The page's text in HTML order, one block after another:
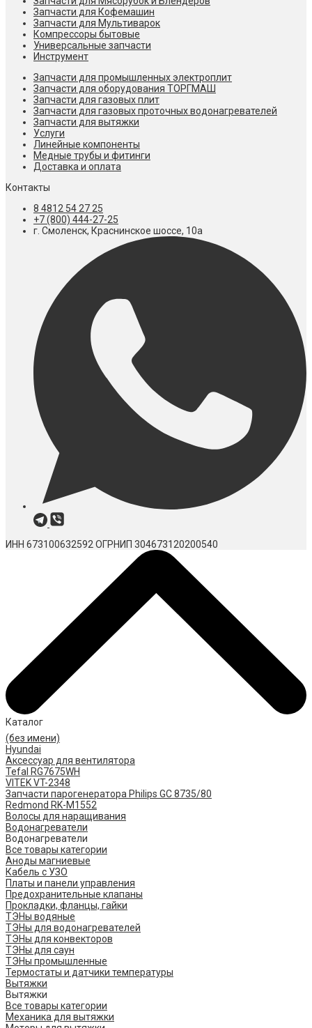
Запчасти для Кофемашин
Запчасти для Мультиварок
Компрессоры бытовые
Универсальные запчасти
Инструмент
Запчасти для промышленных электроплит
Запчасти для оборудования ТОРГМАШ
Запчасти для газовых плит
Запчасти для газовых проточных водонагревателей
Запчасти для вытяжки
Услуги
Линейные компоненты
Медные трубы и фитинги
Доставка и оплата
Контакты
8 4812 54 27 25
+7 (800) 444-27-25
г. Смоленск, Краснинское шоссе, 10а
ИНН 673100632592 ОГРНИП 304673120200540
Каталог
(без имени)
Hyundai
Аксессуар для вентилятора
Tefal RG7675WH
VITEK VT-2348
Запчасти парогенератора Philips GC 8735/80
Redmond RK-M1552
Волосы для наращивания
Водонагреватели
Водонагреватели
Все товары категории
Аноды магниевые
Кабель с УЗО
Платы и панели управления
Предохранительные клапаны
Прокладки, фланцы, гайки
ТЭНы водяные
ТЭНы для водонагревателей
ТЭНы для конвекторов
ТЭНы для саун
ТЭНы промышленные
Термостаты и датчики температуры
Вытяжки
Вытяжки
Все товары категории
Механика для вытяжки